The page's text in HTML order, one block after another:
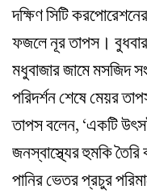
দক্ষিণ সিটি
ফজলে নূর তাপস।
মধুবাজার জামে মসজিদ
পরিদর্শন শেষে মেয়র
তাপস বলেন, ‘একটি
জনস্বাস্থ্যের হুমকি
পানির ভেতর প্রচুর